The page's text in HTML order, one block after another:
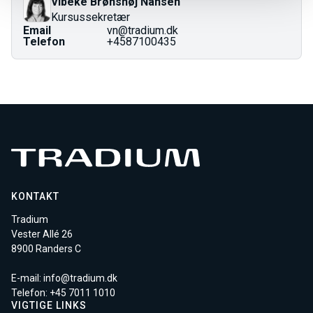
Kursussekretær
Email
vn@tradium.dk
Telefon
+4587100435
KONTAKT
Tradium
Vester Allé 26
8900 Randers C
E-mail: info@tradium.dk
Telefon: +45 7011 1010
VIGTIGE LINKS